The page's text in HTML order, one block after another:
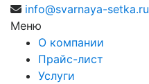
info@svarnaya-setka.ru
Меню
О компании
Прайс-лист
Услуги